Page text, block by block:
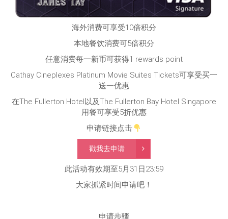
海外消费可享受10倍积分
本地餐饮消费可5倍积分
任意消费每一新币可获得1 rewards point
Cathay Cineplexes Platinum Movie Suites Tickets可享受买一
送一优惠
在The Fullerton Hotel以及The Fullerton Bay Hotel Singapore
用餐可享受5折优惠
申请链接点击
戳我去申请
此活动有效期至5月31日23:59
大家抓紧时间申请吧！
申请步骤